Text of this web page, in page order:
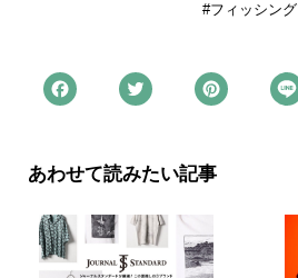
フィッシング
あわせて読みたい記事